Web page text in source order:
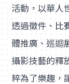
活動，以華人
透過徵件、比
體推廣、巡迴
攝影技藝的釋
粹為了樂趣，